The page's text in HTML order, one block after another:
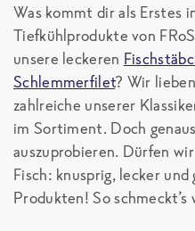
Was kommt dir als Erstes
Tiefkühlprodukte von
unsere leckeren
Schlemmerfilet? Wir
zahlreiche unserer
im Sortiment. Doch
auszuprobieren. Dürfen
Fisch: knusprig, lecker
Produkten! So schmeckt’s